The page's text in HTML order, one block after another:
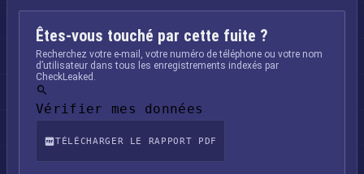
Êtes-vous touché par cette fuite ?
Recherchez votre e-mail, votre numéro de téléphone ou votre nom
d’utilisateur dans tous les enregistrements indexés par
CheckLeaked.
Vérifier mes données
TÉLÉCHARGER LE RAPPORT PDF